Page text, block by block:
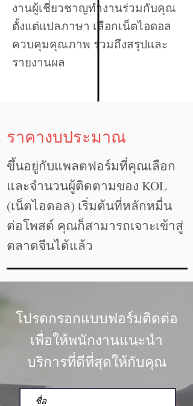
งานผู้เชี่ยวชาญทำงานร่วมกับคุณ
ตั้งแต่แปลภาษา เลือกเน็ตไอดอล
ควบคุมคุณภาพ รวมถึงสรุปและ
รายงานผล
ราคางบประมาณ
ขึ้นอยู่กับแพลตฟอร์มที่คุณเลือก
และจำนวนผู้ติดตามของ KOL
(เน็ตไอดอล) เริ่มต้นที่หลักหมื่น
ต่อโพสต์ คุณก็สามารถเจาะเข้าสู่
ตลาดจีนได้แล้ว
โปรดกรอกแบบฟอร์มติดต่อ
เพื่อให้พนักงานแนะนำ
บริการที่ดีที่สุดให้กับคุณ